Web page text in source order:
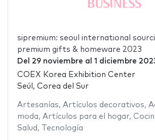
sipremium: seoul international
premium gifts & homeware 2023
Del 29 noviembre al 1 diciembre
COEX Korea Exhibition Center
Seúl, Corea del Sur
Artesanías, Artículos decorativos,
moda, Artículos para el hogar,
Salud , Tecnología